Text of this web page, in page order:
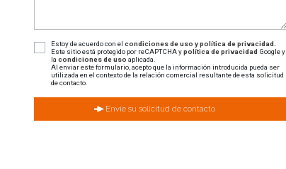
Estoy de acuerdo con el condiciones de uso y política de privacidad.
Este sitio está protegido por reCAPTCHA ypolítica de privacidad Google y
la condiciones de uso aplicada.
Al enviar este formulario, acepto que la información introducida pueda ser
utilizada en el contexto de la relación comercial resultante de esta solicitud
de contacto.
Envíe su solicitud de contacto